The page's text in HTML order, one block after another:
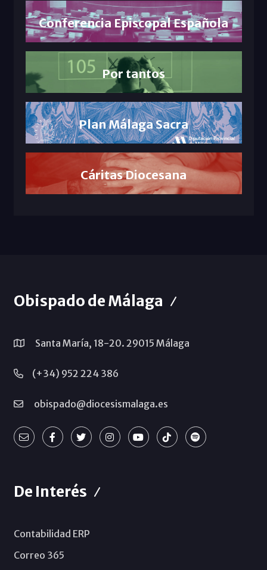
Conferencia Episcopal Española
Por tantos
Plan Málaga Sacra
Cáritas Diocesana
Obispado de Málaga
Santa María, 18-20. 29015 Málaga
(+34) 952 224 386
obispado@diocesismalaga.es
De Interés
Contabilidad ERP
Correo 365